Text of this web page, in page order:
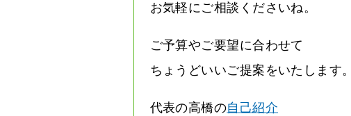
お気軽にご相談くださいね。
ご予算やご要望に合わせて
ちょうどいいご提案をいたします。
代表の高橋の自己紹介